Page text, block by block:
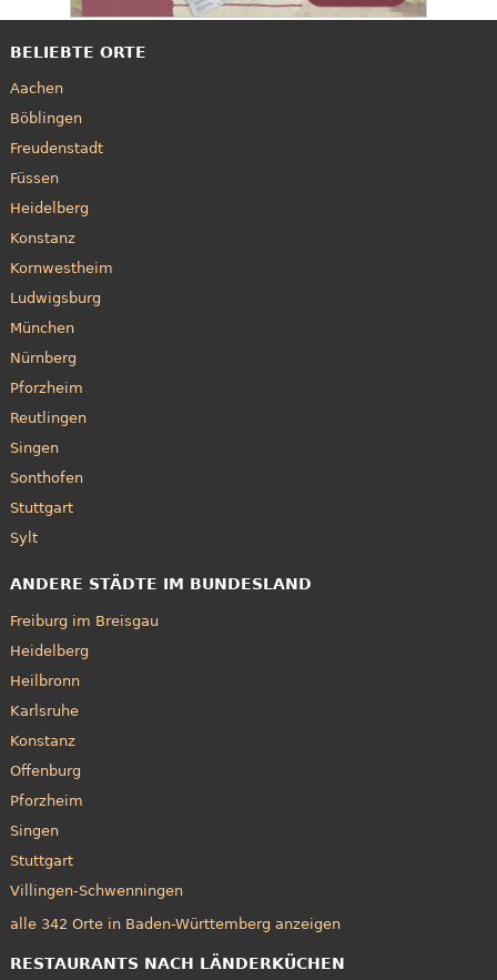
BELIEBTE ORTE
Aachen
Böblingen
Freudenstadt
Füssen
Heidelberg
Konstanz
Kornwestheim
Ludwigsburg
München
Nürnberg
Pforzheim
Reutlingen
Singen
Sonthofen
Stuttgart
Sylt
ANDERE STÄDTE IM BUNDESLAND
Freiburg im Breisgau
Heidelberg
Heilbronn
Karlsruhe
Konstanz
Offenburg
Pforzheim
Singen
Stuttgart
Villingen-Schwenningen
alle 342 Orte in Baden-Württemberg anzeigen
RESTAURANTS NACH LÄNDERKÜCHEN